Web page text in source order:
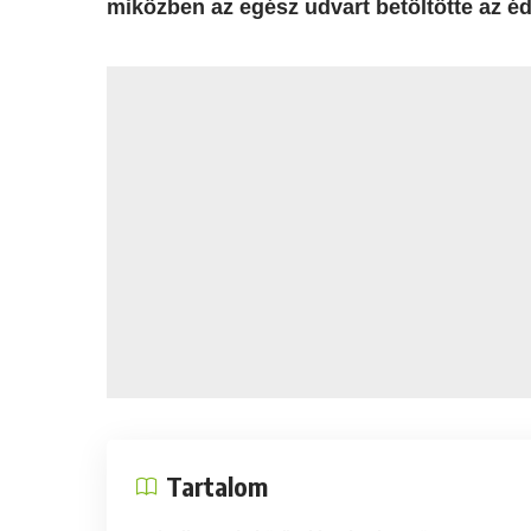
miközben az egész udvart betöltötte az
Tartalom